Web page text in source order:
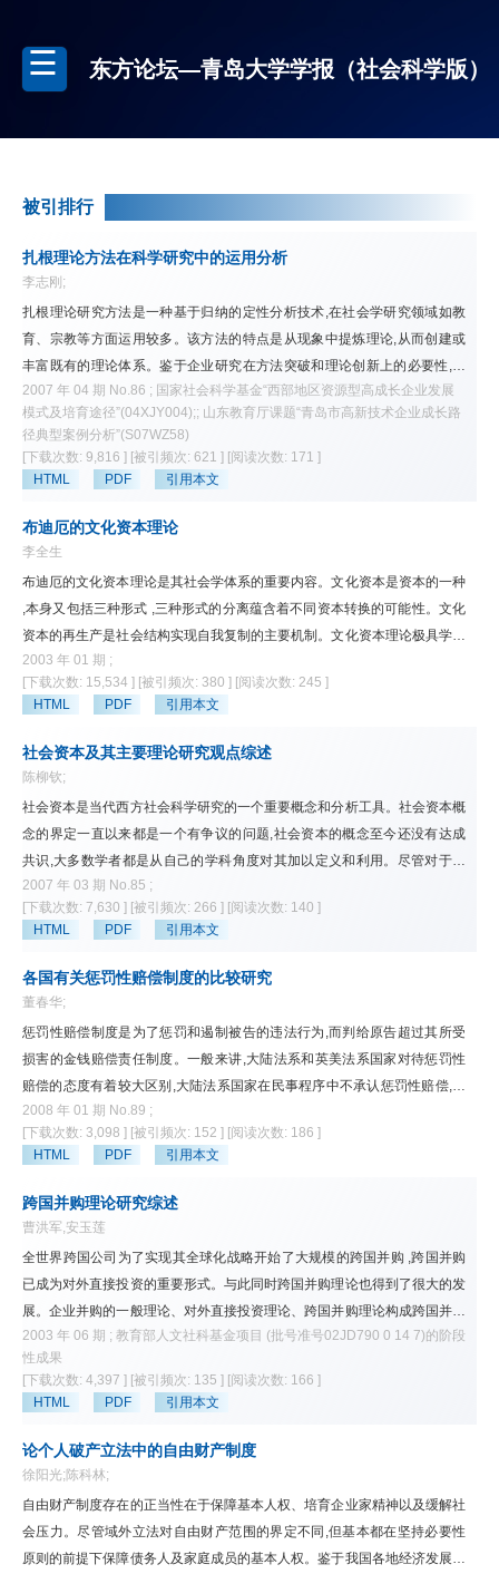
东方论坛—青岛大学学报（社会科学版）
被引排行
扎根理论方法在科学研究中的运用分析
李志刚;
扎根理论研究方法是一种基于归纳的定性分析技术,在社会学研究领域如教
育、宗教等方面运用较多。该方法的特点是从现象中提炼理论,从而创建或
丰富既有的理论体系。鉴于企业研究在方法突破和理论创新上的必要性,通
过对扎根理论法的适用领域、研究过程、分析技术和疑难问题等内容的论
述,对致力于理论探索和方法提升的企业研究者有一定启发意义。
2007 年 04 期 No.86 ; 国家社会科学基金“西部地区资源型高成长企业发展
模式及培育途径”(04XJY004);; 山东教育厅课题“青岛市高新技术企业成长路
径典型案例分析”(S07WZ58)
[下载次数: 9,816 ] [被引频次: 621 ] [阅读次数: 171 ]
HTML
PDF 引用本文
布迪厄的文化资本理论
李全生
布迪厄的文化资本理论是其社会学体系的重要内容。文化资本是资本的一种
,本身又包括三种形式 ,三种形式的分离蕴含着不同资本转换的可能性。文化
资本的再生产是社会结构实现自我复制的主要机制。文化资本理论极具学术
贡献 ,但也有不足
2003 年 01 期 ;
[下载次数: 15,534 ] [被引频次: 380 ] [阅读次数: 245 ]
HTML
PDF 引用本文
社会资本及其主要理论研究观点综述
陈柳钦;
社会资本是当代西方社会科学研究的一个重要概念和分析工具。社会资本概
念的界定一直以来都是一个有争议的问题,社会资本的概念至今还没有达成
共识,大多数学者都是从自己的学科角度对其加以定义和利用。尽管对于社
会资本,不同学者的表述有所不同,但其基本的意义和指向是相同的,都把社会
资本定义为一种和物质资本、人力资本相区别的存在于社会结构中的个人资
源,它为结构内的行动者提供便利的资源,包括规范、信任和网络等形式。
2007 年 03 期 No.85 ;
[下载次数: 7,630 ] [被引频次: 266 ] [阅读次数: 140 ]
HTML
PDF 引用本文
各国有关惩罚性赔偿制度的比较研究
董春华;
惩罚性赔偿制度是为了惩罚和遏制被告的违法行为,而判给原告超过其所受
损害的金钱赔偿责任制度。一般来讲,大陆法系和英美法系国家对待惩罚性
赔偿的态度有着较大区别,大陆法系国家在民事程序中不承认惩罚性赔偿,相
对于大陆法系国家,普通法系国家似乎更愿意使用或者接受惩罚性赔偿。但
最近几年,不管是哪个法系的国家,包括中国大陆及台湾地区在内,似乎有认可
惩罚性赔偿的趋势,这主要表现在各国的立法和对外国惩罚性赔偿判决的态
度上。
2008 年 01 期 No.89 ;
[下载次数: 3,098 ] [被引频次: 152 ] [阅读次数: 186 ]
HTML
PDF 引用本文
跨国并购理论研究综述
曹洪军,安玉莲
全世界跨国公司为了实现其全球化战略开始了大规模的跨国并购 ,跨国并购
已成为对外直接投资的重要形式。与此同时跨国并购理论也得到了很大的发
展。企业并购的一般理论、对外直接投资理论、跨国并购理论构成跨国并购
实践和理论研究的支撑 ;跨国并购理论还不完善 ,还有很多问题需要研究和解
决
2003 年 06 期 ; 教育部人文社科基金项目 (批号准号02JD790 0 14 7)的阶段
性成果
[下载次数: 4,397 ] [被引频次: 135 ] [阅读次数: 166 ]
HTML
PDF 引用本文
论个人破产立法中的自由财产制度
徐阳光;陈科林;
自由财产制度存在的正当性在于保障基本人权、培育企业家精神以及缓解社
会压力。尽管域外立法对自由财产范围的界定不同,但基本都在坚持必要性
原则的前提下保障债务人及家庭成员的基本人权。鉴于我国各地经济发展不